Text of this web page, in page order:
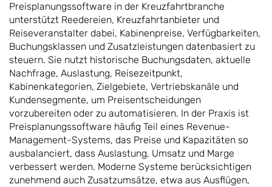
Preisplanungssoftware in der Kreuzfahrtbranche
unterstützt Reedereien, Kreuzfahrtanbieter und
Reiseveranstalter dabei, Kabinenpreise, Verfügbarkeiten,
Buchungsklassen und Zusatzleistungen datenbasiert zu
steuern. Sie nutzt historische Buchungsdaten, aktuelle
Nachfrage, Auslastung, Reisezeitpunkt,
Kabinenkategorien, Zielgebiete, Vertriebskanäle und
Kundensegmente, um Preisentscheidungen
vorzubereiten oder zu automatisieren. In der Praxis ist
Preisplanungssoftware häufig Teil eines Revenue-
Management-Systems, das Preise und Kapazitäten so
ausbalanciert, dass Auslastung, Umsatz und Marge
verbessert werden. Moderne Systeme berücksichtigen
zunehmend auch Zusatzumsätze, etwa aus Ausflügen,